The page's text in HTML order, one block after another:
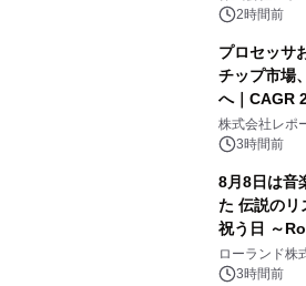
2時間前
プロセッサ
チップ市場
へ｜CAGR
ー需要が成
株式会社レポ
3時間前
8月8日は音
た 伝説のリ
祝う日 ～
を展示して
催 英国ラジ
ローランド株
3時間前